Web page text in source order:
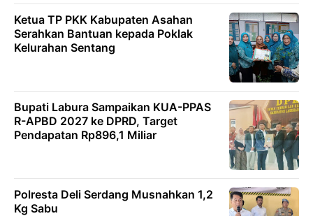
Ketua TP PKK Kabupaten Asahan
Serahkan Bantuan kepada Poklak
Kelurahan Sentang
Bupati Labura Sampaikan KUA-PPAS
R-APBD 2027 ke DPRD, Target
Pendapatan Rp896,1 Miliar
Polresta Deli Serdang Musnahkan 1,2
Kg Sabu